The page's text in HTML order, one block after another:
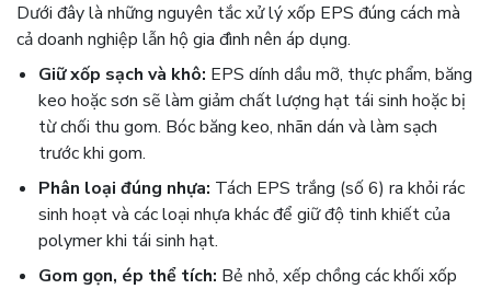
Dưới đây là những nguyên tắc xử lý xốp EPS đúng cách mà
cả doanh nghiệp lẫn hộ gia đình nên áp dụng.
Giữ xốp sạch và khô: EPS dính dầu mỡ, thực phẩm, băng
keo hoặc sơn sẽ làm giảm chất lượng hạt tái sinh hoặc bị
từ chối thu gom. Bóc băng keo, nhãn dán và làm sạch
trước khi gom.
Phân loại đúng nhựa: Tách EPS trắng (số 6) ra khỏi rác
sinh hoạt và các loại nhựa khác để giữ độ tinh khiết của
polymer khi tái sinh hạt.
Gom gọn, ép thể tích: Bẻ nhỏ, xếp chồng các khối xốp